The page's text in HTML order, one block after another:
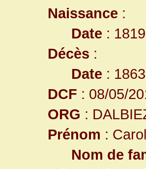
Naissance :
Date : 1819
Décès :
Date :
DCF : 08/05/
ORG :
Prénom :
Nom de